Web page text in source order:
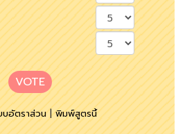
VOTE
บอัตราส่วน|พิมพ์สูตรนี้